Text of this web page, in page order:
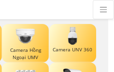
Camera Hồng
Ngoại UMV
Camera UNV 360